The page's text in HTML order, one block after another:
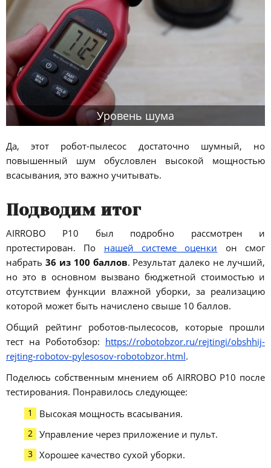
Уровень шума
Да, этот робот-пылесос достаточно шумный, но
повышенный шум обусловлен высокой мощностью
всасывания, это важно учитывать.
Подводим итог
AIRROBO P10 был подробно рассмотрен и
протестирован. По нашей системе оценки он смог
набрать 36 из 100 баллов. Результат далеко не лучший,
но это в основном вызвано бюджетной стоимостью и
отсутствием функции влажной уборки, за реализацию
которой может быть начислено свыше 10 баллов.
Общий рейтинг роботов-пылесосов, которые прошли
тест на Роботобзор: https://robotobzor.ru/rejtingi/obshhij-
rejting-robotov-pylesosov-robotobzor.html.
Поделюсь собственным мнением об AIRROBO P10 после
тестирования. Понравилось следующее:
Высокая мощность всасывания.
Управление через приложение и пульт.
Хорошее качество сухой уборки.